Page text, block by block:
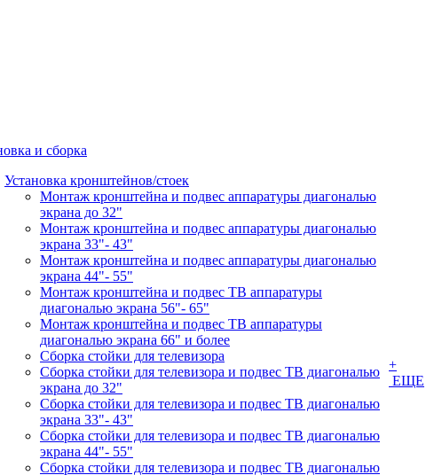
и сборка
Установка кронштейнов/стоек
Монтаж кронштейна и подвес аппаратуры диагональю
экрана до 32"
Монтаж кронштейна и подвес аппаратуры диагональю
экрана 33"- 43"
Монтаж кронштейна и подвес аппаратуры диагональю
экрана 44"- 55"
Монтаж кронштейна и подвес ТВ аппаратуры
диагональю экрана 56"- 65"
Монтаж кронштейна и подвес ТВ аппаратуры
диагональю экрана 66" и более
Сборка стойки для телевизора
Сборка стойки для телевизора и подвес ТВ диагональю
экрана до 32"
Сборка стойки для телевизора и подвес ТВ диагональю
экрана 33"- 43"
Сборка стойки для телевизора и подвес ТВ диагональю
экрана 44"- 55"
Сборка стойки для телевизора и подвес ТВ диагональю
+
ЕЩЕ